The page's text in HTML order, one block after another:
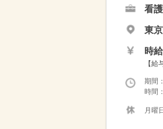
看
東
時
【
期間
時間
月曜